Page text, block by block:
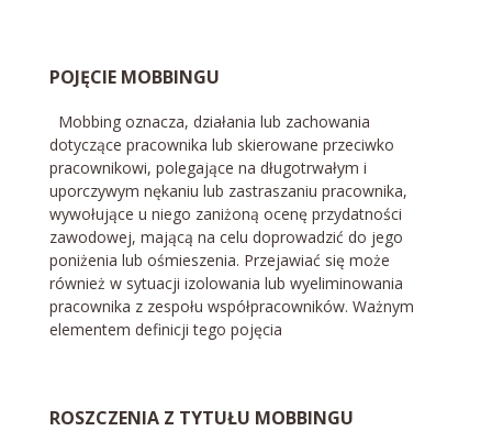
POJĘCIE MOBBINGU
Mobbing oznacza, działania lub zachowania
dotyczące pracownika lub skierowane przeciwko
pracownikowi, polegające na długotrwałym i
uporczywym nękaniu lub zastraszaniu pracownika,
wywołujące u niego zaniżoną ocenę przydatności
zawodowej, mającą na celu doprowadzić do jego
poniżenia lub ośmieszenia. Przejawiać się może
również w sytuacji izolowania lub wyeliminowania
pracownika z zespołu współpracowników. Ważnym
elementem definicji tego pojęcia
ROSZCZENIA Z TYTUŁU MOBBINGU